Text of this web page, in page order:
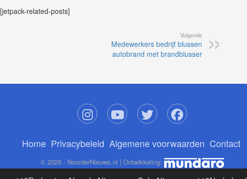
[jetpack-related-posts]
Volgende
Medewerkers bedrijf blussen
autobrand met brandblusser
Home Privacybeleid Algemene voorwaarden Contact
© 2026 - NoorderNieuws.nl | Ontwikkeling: